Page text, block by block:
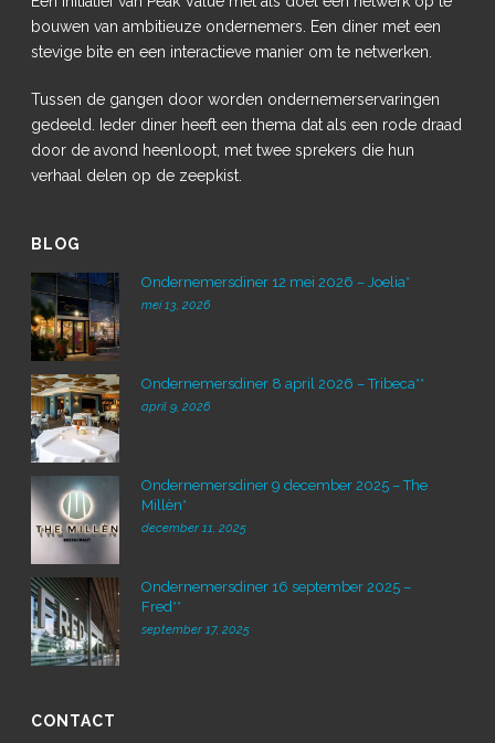
bouwen van ambitieuze ondernemers. Een diner met een
stevige bite en een interactieve manier om te netwerken.
Tussen de gangen door worden ondernemerservaringen
gedeeld. Ieder diner heeft een thema dat als een rode draad
door de avond heenloopt, met twee sprekers die hun
verhaal delen op de zeepkist.
BLOG
Ondernemersdiner 12 mei 2026 – Joelia*
mei 13, 2026
Ondernemersdiner 8 april 2026 – Tribeca**
april 9, 2026
Ondernemersdiner 9 december 2025 – The
Millèn*
december 11, 2025
Ondernemersdiner 16 september 2025 –
Fred**
september 17, 2025
CONTACT